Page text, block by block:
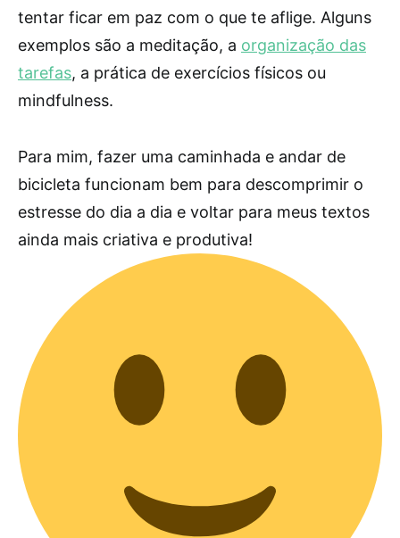
tentar ficar em paz com o que te aflige. Alguns
exemplos são a meditação, a organização das
tarefas, a prática de exercícios físicos ou
mindfulness.
Para mim, fazer uma caminhada e andar de
bicicleta funcionam bem para descomprimir o
estresse do dia a dia e voltar para meus textos
ainda mais criativa e produtiva!